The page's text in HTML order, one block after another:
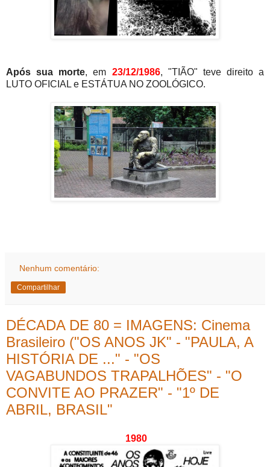
Após sua morte, em 23/12/1986, "TIÃO" teve direito a
LUTO OFICIAL e ESTÁTUA NO ZOOLÓGICO.
Nenhum comentário:
Compartilhar
DÉCADA DE 80 = IMAGENS: Cinema
Brasileiro ("OS ANOS JK" - "PAULA, A
HISTÓRIA DE ..." - "OS
VAGABUNDOS TRAPALHÕES" - "O
CONVITE AO PRAZER" - "1º DE
ABRIL, BRASIL"
1980